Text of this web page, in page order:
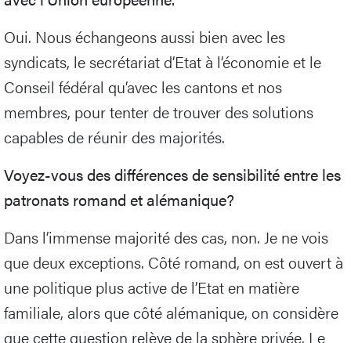
Oui. Nous échangeons aussi bien avec les
syndicats, le secrétariat d’Etat à l’économie et le
Conseil fédéral qu’avec les cantons et nos
membres, pour tenter de trouver des solutions
capables de réunir des majorités.
Voyez-vous des différences de sensibilité entre les
patronats romand et alémanique?
Dans l’immense majorité des cas, non. Je ne vois
que deux exceptions. Côté romand, on est ouvert à
une politique plus active de l’Etat en matière
familiale, alors que côté alémanique, on considère
que cette question relève de la sphère privée. Le